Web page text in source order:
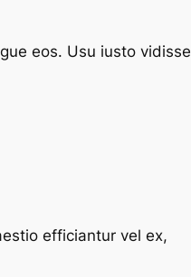
eos. Usu iusto vidisse
efficiantur vel ex,